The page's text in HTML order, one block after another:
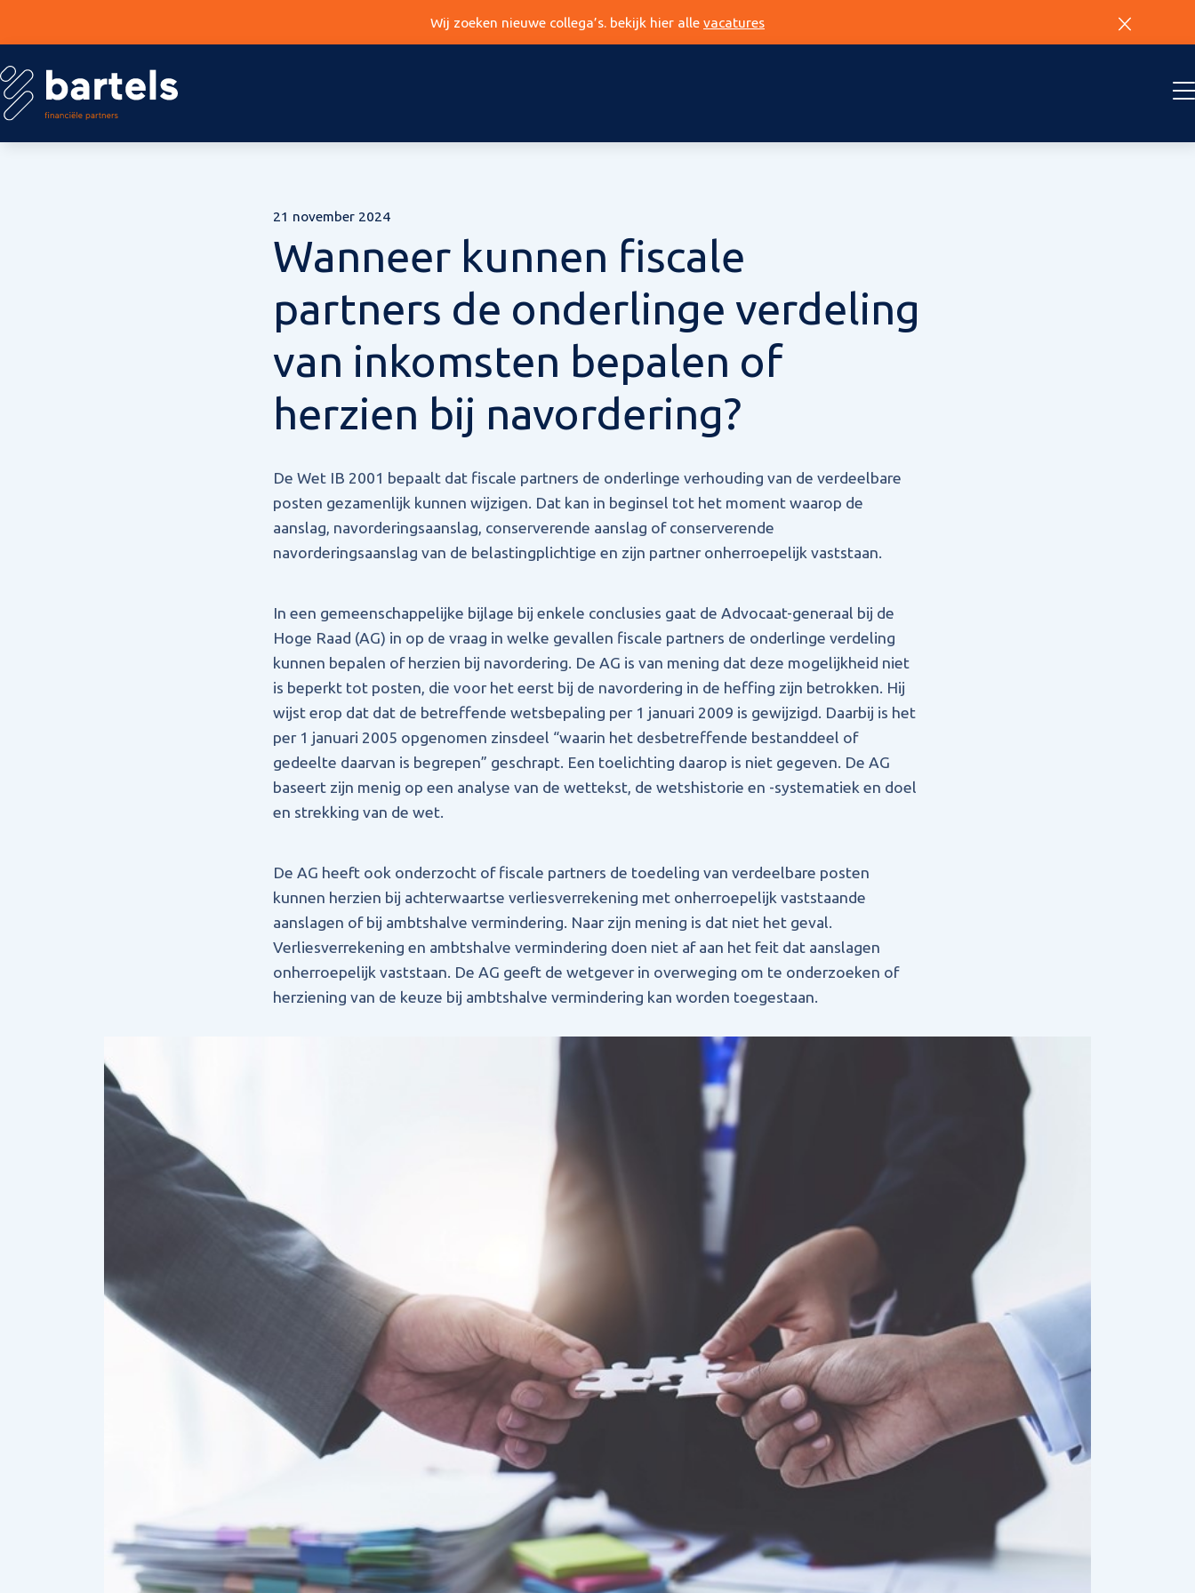
Wij zoeken nieuwe collega’s. bekijk hier alle vacatures
21 november 2024
Wanneer kunnen fiscale
partners de onderlinge verdeling
van inkomsten bepalen of
herzien bij navordering?
De Wet IB 2001 bepaalt dat fiscale partners de onderlinge verhouding van de verdeelbare
posten gezamenlijk kunnen wijzigen. Dat kan in beginsel tot het moment waarop de
aanslag, navorderingsaanslag, conserverende aanslag of conserverende
navorderingsaanslag van de belastingplichtige en zijn partner onherroepelijk vaststaan.
In een gemeenschappelijke bijlage bij enkele conclusies gaat de Advocaat-generaal bij de
Hoge Raad (AG) in op de vraag in welke gevallen fiscale partners de onderlinge verdeling
kunnen bepalen of herzien bij navordering. De AG is van mening dat deze mogelijkheid niet
is beperkt tot posten, die voor het eerst bij de navordering in de heffing zijn betrokken. Hij
wijst erop dat dat de betreffende wetsbepaling per 1 januari 2009 is gewijzigd. Daarbij is het
per 1 januari 2005 opgenomen zinsdeel “waarin het desbetreffende bestanddeel of
gedeelte daarvan is begrepen” geschrapt. Een toelichting daarop is niet gegeven. De AG
baseert zijn menig op een analyse van de wettekst, de wetshistorie en -systematiek en doel
en strekking van de wet.
De AG heeft ook onderzocht of fiscale partners de toedeling van verdeelbare posten
kunnen herzien bij achterwaartse verliesverrekening met onherroepelijk vaststaande
aanslagen of bij ambtshalve vermindering. Naar zijn mening is dat niet het geval.
Verliesverrekening en ambtshalve vermindering doen niet af aan het feit dat aanslagen
onherroepelijk vaststaan. De AG geeft de wetgever in overweging om te onderzoeken of
herziening van de keuze bij ambtshalve vermindering kan worden toegestaan.